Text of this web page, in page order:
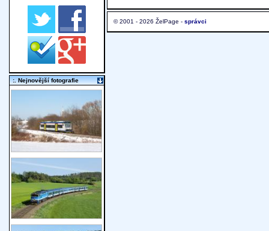
© 2001 - 2026 ŽelPage - správci
:. Nejnovější fotografie